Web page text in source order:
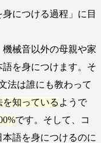
につける過程」に目
機械音以外の母親や家
を身につけます。そ
法は誰にも教わって
を知っている ようで
です。そして、コ
語を身につけるのに